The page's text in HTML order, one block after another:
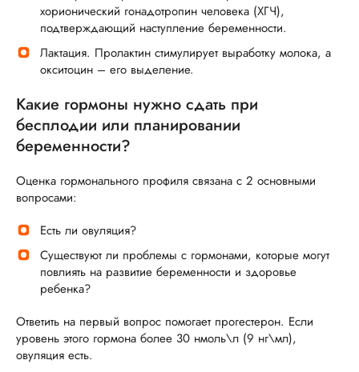
хорионический гонадотропин человека (ХГЧ),
подтверждающий наступление беременности.
Лактация. Пролактин стимулирует выработку молока, а
окситоцин – его выделение.
Какие гормоны нужно сдать при
бесплодии или планировании
беременности?
Оценка гормонального профиля связана с 2 основными
вопросами:
Есть ли овуляция?
Существуют ли проблемы с гормонами, которые могут
повлиять на развитие беременности и здоровье
ребенка?
Ответить на первый вопрос помогает прогестерон. Если
уровень этого гормона более 30 нмоль\л (9 нг\мл),
овуляция есть.